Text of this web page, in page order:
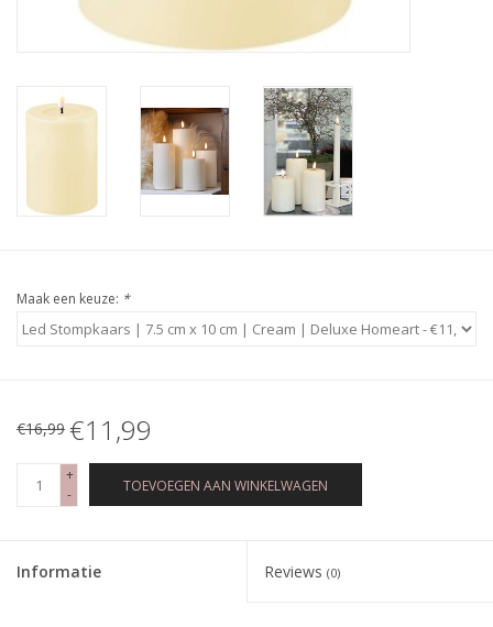
Maak een keuze: *
€16,99 €11,99
+
-
TOEVOEGEN AAN WINKELWAGEN
Informatie Reviews (0)